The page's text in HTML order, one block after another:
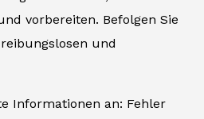
vorbereiten. Befolgen Sie
und
Informationen an: Fehler